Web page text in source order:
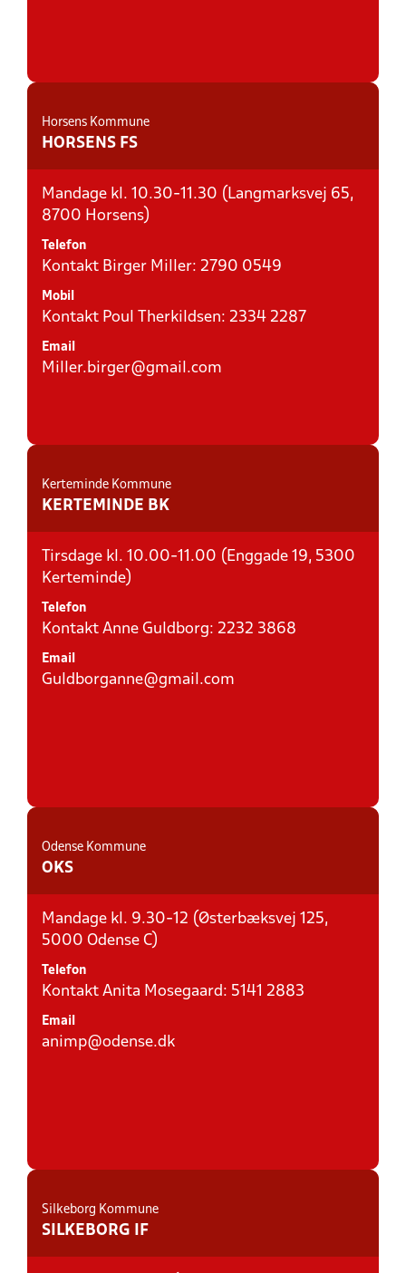
Horsens Kommune
HORSENS FS
Mandage kl. 10.30-11.30 (Langmarksvej 65,
8700 Horsens)
Telefon
Kontakt Birger Miller: 2790 0549
Mobil
Kontakt Poul Therkildsen: 2334 2287
Email
Miller.birger@gmail.com
Kerteminde Kommune
KERTEMINDE BK
Tirsdage kl. 10.00-11.00 (Enggade 19, 5300
Kerteminde)
Telefon
Kontakt Anne Guldborg: 2232 3868
Email
Guldborganne@gmail.com
Odense Kommune
OKS
Mandage kl. 9.30-12 (Østerbæksvej 125,
5000 Odense C)
Telefon
Kontakt Anita Mosegaard: 5141 2883
Email
animp@odense.dk
Silkeborg Kommune
SILKEBORG IF